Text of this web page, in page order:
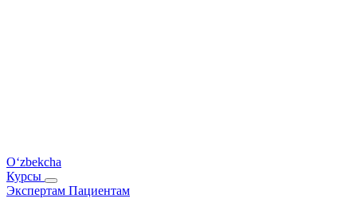
O‘zbekcha
Курсы
Экспертам Пациентам